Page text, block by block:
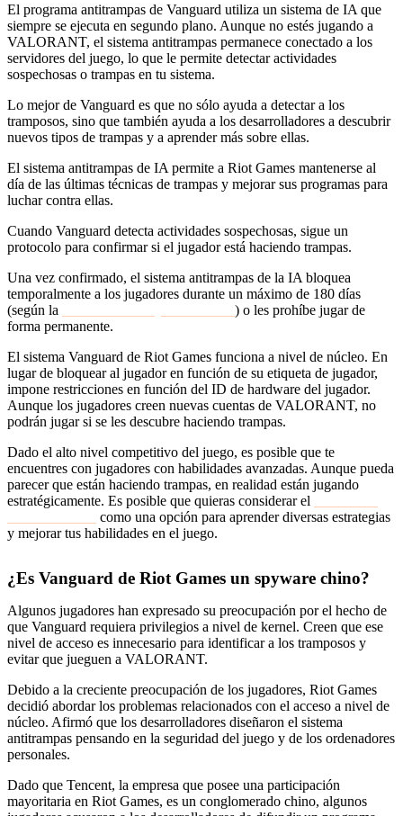
El programa antitrampas de Vanguard utiliza un sistema de IA que
siempre se ejecuta en segundo plano. Aunque no estés jugando a
VALORANT, el sistema antitrampas permanece conectado a los
servidores del juego, lo que le permite detectar actividades
sospechosas o trampas en tu sistema.
Lo mejor de Vanguard es que no sólo ayuda a detectar a los
tramposos, sino que también ayuda a los desarrolladores a descubrir
nuevos tipos de trampas y a aprender más sobre ellas.
El sistema antitrampas de IA permite a Riot Games mantenerse al
día de las últimas técnicas de trampas y mejorar sus programas para
luchar contra ellas.
Cuando Vanguard detecta actividades sospechosas, sigue un
protocolo para confirmar si el jugador está haciendo trampas.
Una vez confirmado, el sistema antitrampas de la IA bloquea
temporalmente a los jugadores durante un máximo de 180 días
(según la
) o les prohíbe jugar de
forma permanente.
El sistema Vanguard de Riot Games funciona a nivel de núcleo. En
lugar de bloquear al jugador en función de su etiqueta de jugador,
impone restricciones en función del ID de hardware del jugador.
Aunque los jugadores creen nuevas cuentas de VALORANT, no
podrán jugar si se les descubre haciendo trampas.
Dado el alto nivel competitivo del juego, es posible que te
encuentres con jugadores con habilidades avanzadas. Aunque pueda
parecer que están haciendo trampas, en realidad están jugando
estratégicamente. Es posible que quieras considerar el
como una opción para aprender diversas estrategias
y mejorar tus habilidades en el juego.
¿Es Vanguard de Riot Games un spyware chino?
Algunos jugadores han expresado su preocupación por el hecho de
que Vanguard requiera privilegios a nivel de kernel. Creen que ese
nivel de acceso es innecesario para identificar a los tramposos y
evitar que jueguen a VALORANT.
Debido a la creciente preocupación de los jugadores, Riot Games
decidió abordar los problemas relacionados con el acceso a nivel de
núcleo. Afirmó que los desarrolladores diseñaron el sistema
antitrampas pensando en la seguridad del juego y de los ordenadores
personales.
Dado que Tencent, la empresa que posee una participación
mayoritaria en Riot Games, es un conglomerado chino, algunos